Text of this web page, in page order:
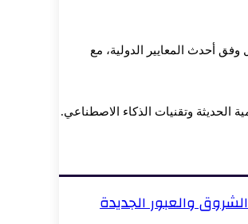
أحدث المعايير الدولية، مع
الحديثة وتقنيات الذكاء الاصطناعي.
والعبور الجديدة